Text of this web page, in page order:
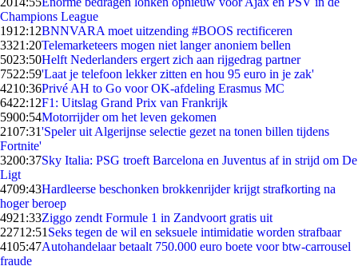
Champions League
1912:12BNNVARA moet uitzending #BOOS rectificeren
3321:20Telemarketeers mogen niet langer anoniem bellen
5023:50Helft Nederlanders ergert zich aan rijgedrag partner
7522:59'Laat je telefoon lekker zitten en hou 95 euro in je zak'
4210:36Privé AH to Go voor OK-afdeling Erasmus MC
6422:12F1: Uitslag Grand Prix van Frankrijk
5900:54Motorrijder om het leven gekomen
2107:31'Speler uit Algerijnse selectie gezet na tonen billen tijdens
Fortnite'
3200:37Sky Italia: PSG troeft Barcelona en Juventus af in strijd om De
Ligt
4709:43Hardleerse beschonken brokkenrijder krijgt strafkorting na
hoger beroep
4921:33Ziggo zendt Formule 1 in Zandvoort gratis uit
22712:51 Seks tegen de wil en seksuele intimidatie worden strafbaar
4105:47Autohandelaar betaalt 750.000 euro boete voor btw-carrousel
fraude